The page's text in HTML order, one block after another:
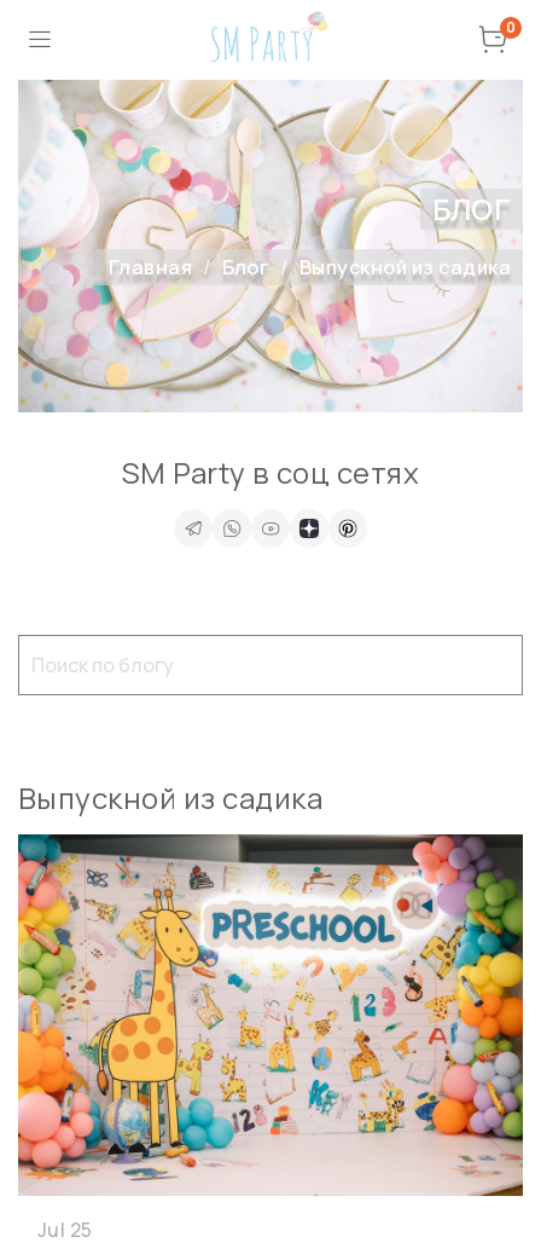
0
БЛОГ
Главная Блог Выпускной из садика
Выпускной из садика
Jul 25
SM Party в соц сетях